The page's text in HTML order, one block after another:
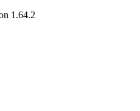
1.64.2